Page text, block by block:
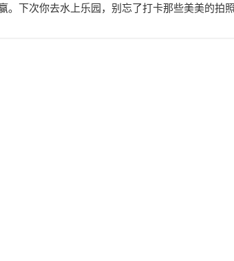
下次你去水上乐园，别忘了打卡那些美美的拍照